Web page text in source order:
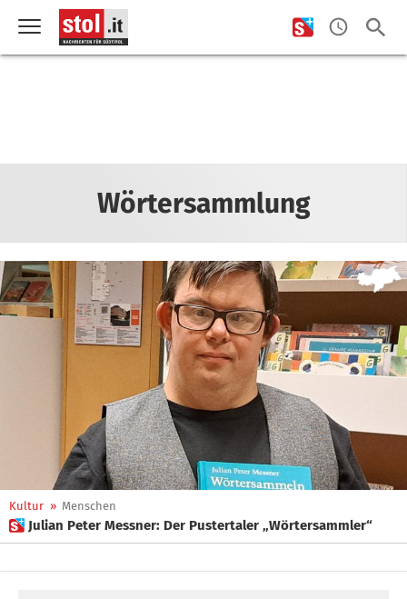
Wörtersammlung
Kultur » Menschen
 Julian Peter Messner: Der Pustertaler „Wörtersammler“